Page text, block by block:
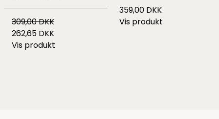
309,00 DKK
262,65 DKK
Vis produkt
359,00 DKK
Vis produkt